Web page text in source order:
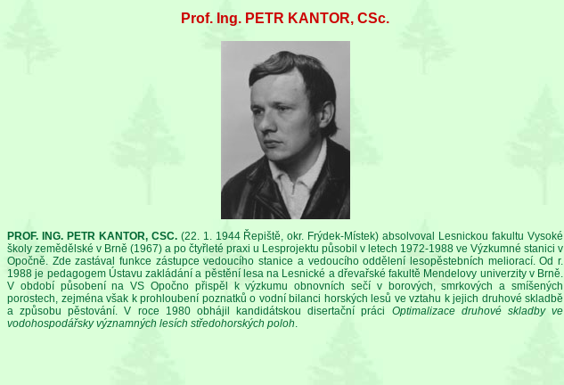
Prof. Ing. PETR KANTOR, CSc.
PROF. ING. PETR KANTOR, CSC.(22. 1. 1944 Řepiště, okr. Frýdek-Místek) absolvoval Lesnickou fakultu Vysoké
školy zemědělské v Brně (1967) a po čtyřleté praxi u Lesprojektu působil v letech 1972-1988 ve Výzkumné stanici v
Opočně. Zde zastával funkce zástupce vedoucího stanice a vedoucího oddělení lesopěstebních meliorací. Od r.
1988 je pedagogem Ústavu zakládání a pěstění lesa na Lesnické a dřevařské fakultě Mendelovy univerzity v Brně.
V období působení na VS Opočno přispěl k výzkumu obnovních sečí v borových, smrkových a smíšených
porostech, zejména však k prohloubení poznatků o vodní bilanci horských lesů ve vztahu k jejich druhové skladbě
a způsobu pěstování. V roce 1980 obhájil kandidátskou disertační práci Optimalizace druhové skladby ve
vodohospodářsky významných lesích středohorských poloh.